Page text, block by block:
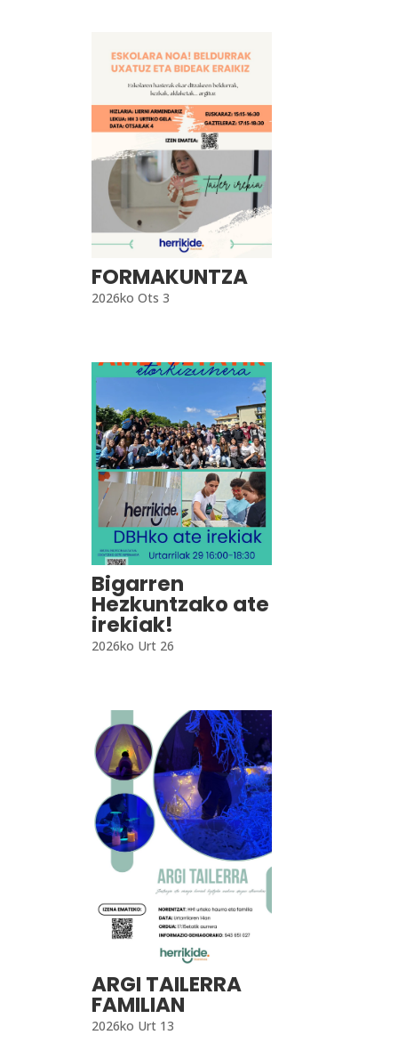
FORMAKUNTZA
2026ko Ots 3
Bigarren
Hezkuntzako ate
irekiak!
2026ko Urt 26
ARGI TAILERRA
FAMILIAN
2026ko Urt 13